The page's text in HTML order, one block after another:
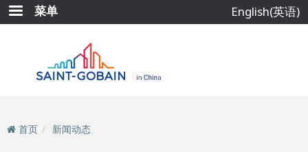
跳
转
菜单 English(英语)
首页 新闻动态